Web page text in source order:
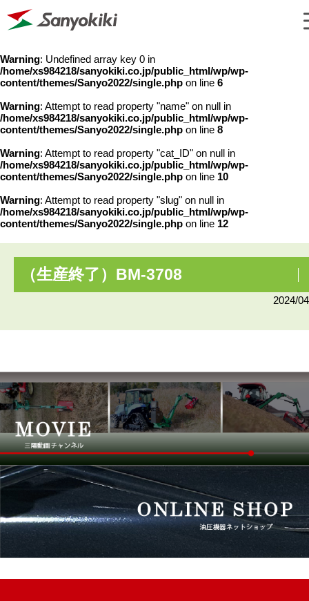
Warning: Undefined array key 0 in
/home/xs984218/sanyokiki.co.jp/public_html/wp/wp-
content/themes/Sanyo2022/single.php on line 6
Warning: Attempt to read property "name" on null in
/home/xs984218/sanyokiki.co.jp/public_html/wp/wp-
content/themes/Sanyo2022/single.php on line 8
Warning: Attempt to read property "cat_ID" on null in
/home/xs984218/sanyokiki.co.jp/public_html/wp/wp-
content/themes/Sanyo2022/single.php on line 10
Warning: Attempt to read property "slug" on null in
/home/xs984218/sanyokiki.co.jp/public_html/wp/wp-
content/themes/Sanyo2022/single.php on line 12
（生産終了）BM-3708
2024/